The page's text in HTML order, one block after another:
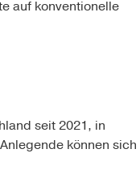
auf konventionelle
seit 2021, in
können sich